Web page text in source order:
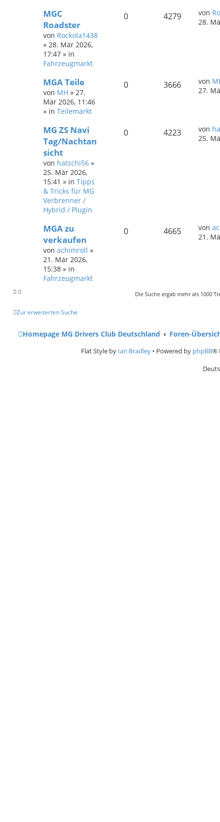
MGC
Roadster
von Rockola1438
» 28. Mär 2026,
17:47 » in
Fahrzeugmarkt
0 4279 von
28.
MGA Teile
von MH » 27.
Mär 2026, 11:46
» in Teilemarkt
0 3666 von
27.
MG ZS Navi
Tag/Nachtan
sicht
von hatschi56 »
25. Mär 2026,
15:41 » in Tipps
& Tricks für MG
Verbrenner /
Hybrid / Plugin
0 4223 von
25.
MGA zu
verkaufen
von achimroll »
21. Mär 2026,
15:38 » in
Fahrzeugmarkt
0 4665 von
21.
Die Suche ergab mehr als 1000
Zur erweiterten Suche
Homepage MG Drivers Club Deutschland Foren-
Flat Style by Ian Bradley • Powered by phpBB®